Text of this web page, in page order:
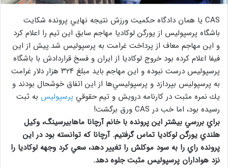
CAS يا همان دادگاه حكميت ورزش نتيجه نهايي پرونده شكايت
باشگاه پرسپولیس از يورگن لوكاديا مهاجم سابق اين تيم را اعلام كرد
و اين مهاجم معاف از پرداخت غرامت به پرسپوليس شد.پيش از اين
فيفا اعلام كرده بود خروج لوكاديا از ايران و فسخ قراردادش با باشگاه
پرسپوليس درست نبوده و اين مهاجم بايد مبلغ ۳۲۴ هزار دلار غرامت
به پرسپوليس بپردازد و پرسپوليسي‌ها از اين اتفاق خوشحال بودند و
يك نمره مثبت در كارنامه درويش و تيم‌ حقوقي پرسپولیس به ثبت
رسيده بود، اما خب در CAS ورق برگشت!
براي بررسي بيشتر اين پرونده با خانم آرچانا ماهابيرسينگ، وكيل
هلندي يورگن لوكاديا تماس گرفتيم. آرچانا كه توانسته بود در اين
پرونده راي را به سود موكلش را تغيير دهد، سعي كرد وجهه لوكاديا را
نزد هواداران پرسپوليس مثبت جلوه دهد.